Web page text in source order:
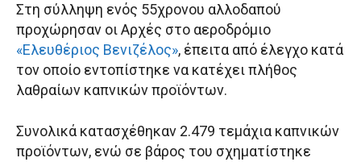
Στη σύλληψη ενός 55χρονου αλλοδαπού
προχώρησαν οι Αρχές στο αεροδρόμιο
«Ελευθέριος Βενιζέλος», έπειτα από έλεγχο κατά
τον οποίο εντοπίστηκε να κατέχει πλήθος
λαθραίων καπνικών προϊόντων.
Συνολικά κατασχέθηκαν 2.479 τεμάχια καπνικών
προϊόντων, ενώ σε βάρος του σχηματίστηκε